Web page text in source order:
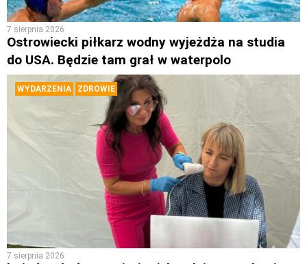
7 sierpnia 2026
Ostrowiecki piłkarz wodny wyjeżdża na studia
do USA. Będzie tam grał w waterpolo
WYDARZENIA ZDROWIE
7 sierpnia 2026